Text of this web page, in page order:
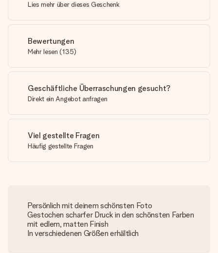
Lies mehr über dieses Geschenk
Bewertungen
Mehr lesen (135)
Geschäftliche Überraschungen gesucht?
Direkt ein Angebot anfragen
Viel gestellte Fragen
Häufig gestellte Fragen
Persönlich mit deinem schönsten Foto
Gestochen scharfer Druck in den schönsten Farben
mit edlem, matten Finish
In verschiedenen Größen erhältlich